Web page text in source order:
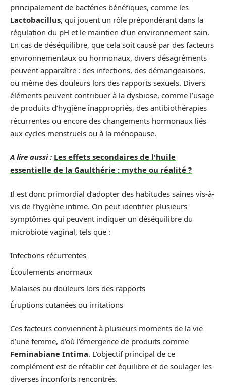
principalement de bactéries bénéfiques, comme les
Lactobacillus, qui jouent un rôle prépondérant dans la
régulation du pH et le maintien d’un environnement sain.
En cas de déséquilibre, que cela soit causé par des facteurs
environnementaux ou hormonaux, divers désagréments
peuvent apparaître : des infections, des démangeaisons,
ou même des douleurs lors des rapports sexuels. Divers
éléments peuvent contribuer à la dysbiose, comme l’usage
de produits d’hygiène inappropriés, des antibiothérapies
récurrentes ou encore des changements hormonaux liés
aux cycles menstruels ou à la ménopause.
A lire aussi : Les effets secondaires de l'huile
essentielle de la Gaulthérie : mythe ou réalité ?
Il est donc primordial d’adopter des habitudes saines vis-à-
vis de l’hygiène intime. On peut identifier plusieurs
symptômes qui peuvent indiquer un déséquilibre du
microbiote vaginal, tels que :
Infections récurrentes
Écoulements anormaux
Malaises ou douleurs lors des rapports
Éruptions cutanées ou irritations
Ces facteurs conviennent à plusieurs moments de la vie
d’une femme, d’où l’émergence de produits comme
Feminabiane Intima. L’objectif principal de ce
complément est de rétablir cet équilibre et de soulager les
diverses inconforts rencontrés.